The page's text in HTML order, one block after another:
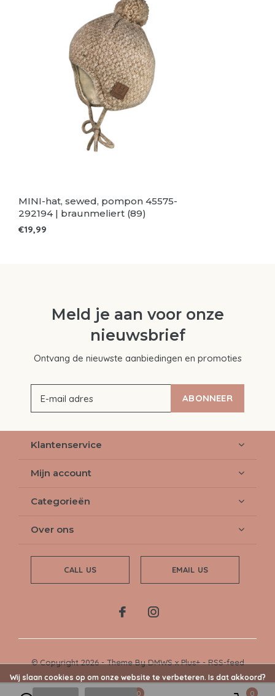
MINI-hat, sewed, pompon 45575-
292194 | braunmeliert (89)
€19,99
Meld je aan voor onze
nieuwsbrief
Ontvang de nieuwste aanbiedingen en promoties
ABONNEER
Klantenservice
Mijn account
Categorieën
Over ons
CALL US EMAIL US
© Copyright2026- Theme ByDMWSxPlus+-RSS-feed
0 0
Wij slaan cookies op om onze website te verbeteren. Is dat akkoord?